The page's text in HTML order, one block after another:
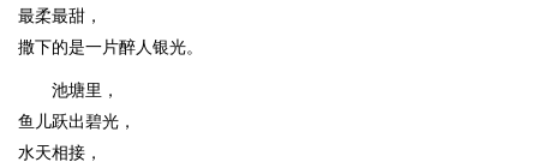
最柔最甜，
撒下的是一片醉人银光。
池塘里，
鱼儿跃出碧光，
水天相接，